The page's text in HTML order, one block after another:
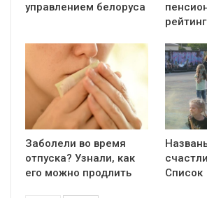
управлением белоруса
Заболели во время
отпуска? Узнали, как
его можно продлить
Список